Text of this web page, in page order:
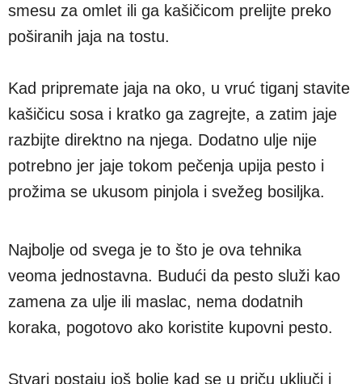
smesu za omlet ili ga kašičicom prelijte preko
poširanih jaja na tostu.
Kad pripremate jaja na oko, u vruć tiganj stavite
kašičicu sosa i kratko ga zagrejte, a zatim jaje
razbijte direktno na njega. Dodatno ulje nije
potrebno jer jaje tokom pečenja upija pesto i
prožima se ukusom pinjola i svežeg bosiljka.
Najbolje od svega je to što je ova tehnika
veoma jednostavna. Budući da pesto služi kao
zamena za ulje ili maslac, nema dodatnih
koraka, pogotovo ako koristite kupovni pesto.
Stvari postaju još bolje kad se u priču uključi i